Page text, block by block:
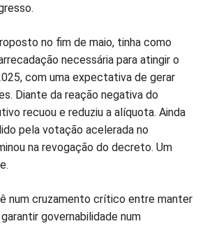
no fim de maio, tinha como
necessária para atingir o
com uma expectativa de gerar
Diante da reação negativa do
recuou e reduziu a alíquota. Ainda
pela votação acelerada no
na revogação do decreto. Um
num cruzamento crítico entre manter
governabilidade num